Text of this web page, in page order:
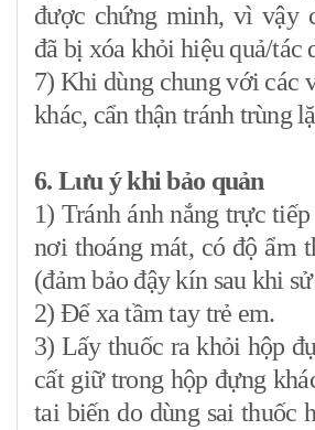
được chứng minh, vì vậy
đã bị xóa khỏi hiệu quả/tác
7) Khi dùng chung với các
khác, cẩn thận tránh trùng
6. Lưu ý khi bảo quản
1) Tránh ánh nắng trực
nơi thoáng mát, có độ ẩm
(đảm bảo đậy kín sau khi
2) Để xa tầm tay trẻ em.
3) Lấy thuốc ra khỏi hộp
cất giữ trong hộp đựng
tai biến do dùng sai thuốc